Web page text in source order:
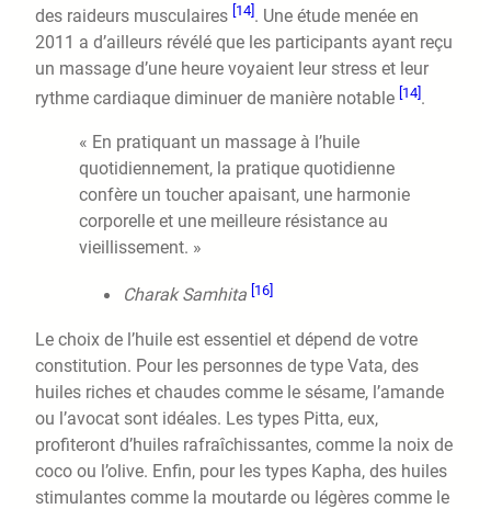
des raideurs musculaires [14] . Une étude menée en
2011 a d’ailleurs révélé que les participants ayant reçu
un massage d’une heure voyaient leur stress et leur
rythme cardiaque diminuer de manière notable [14] .
« En pratiquant un massage à l’huile
quotidiennement, la pratique quotidienne
confère un toucher apaisant, une harmonie
corporelle et une meilleure résistance au
vieillissement. »
Charak Samhita [16]
Le choix de l’huile est essentiel et dépend de votre
constitution. Pour les personnes de type Vata, des
huiles riches et chaudes comme le sésame, l’amande
ou l’avocat sont idéales. Les types Pitta, eux,
profiteront d’huiles rafraîchissantes, comme la noix de
coco ou l’olive. Enfin, pour les types Kapha, des huiles
stimulantes comme la moutarde ou légères comme le